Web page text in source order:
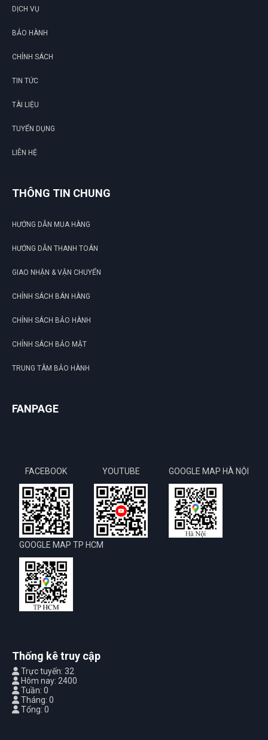
DỊCH VỤ
BẢO HÀNH
CHÍNH SÁCH
TIN TỨC
TÀI LIỆU
TUYỂN DỤNG
LIÊN HỆ
THÔNG TIN CHUNG
HƯỚNG DẪN MUA HÀNG
HƯỚNG DẪN THANH TOÁN
GIAO NHẬN & VẬN CHUYỂN
CHÍNH SÁCH BÁN HÀNG
CHÍNH SÁCH BẢO HÀNH
CHÍNH SÁCH BẢO MẬT
TRUNG TÂM BẢO HÀNH
FANPAGE
FACEBOOK YOUTUBE GOOGLE MAP HÀ NỘI
GOOGLE MAP TP HCM
Thống kê truy cập
Trực tuyến: 32
Hôm nay: 2400
Tuần: 0
Tháng: 0
Tổng: 0